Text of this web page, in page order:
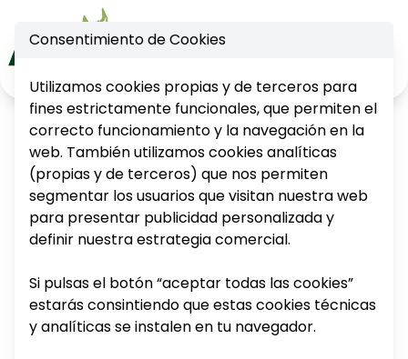
Inicio | NOTICIAS |
UNA NAVIDAD CON SABOR
LOCAL
Una Navidad con
Sabor Local
Consentimiento de Cookies
Utilizamos cookies propias y de terceros para
fines estrictamente funcionales, que permiten el
correcto funcionamiento y la navegación en la
web. También utilizamos cookies analíticas
(propias y de terceros) que nos permiten
segmentar los usuarios que visitan nuestra web
para presentar publicidad personalizada y
definir nuestra estrategia comercial.
Si pulsas el botón “aceptar todas las cookies”
estarás consintiendo que estas cookies técnicas
y analíticas se instalen en tu navegador.